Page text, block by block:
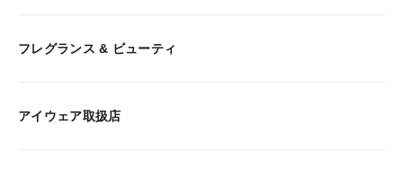
フレグランス & ビューティ
アイウェア取扱店